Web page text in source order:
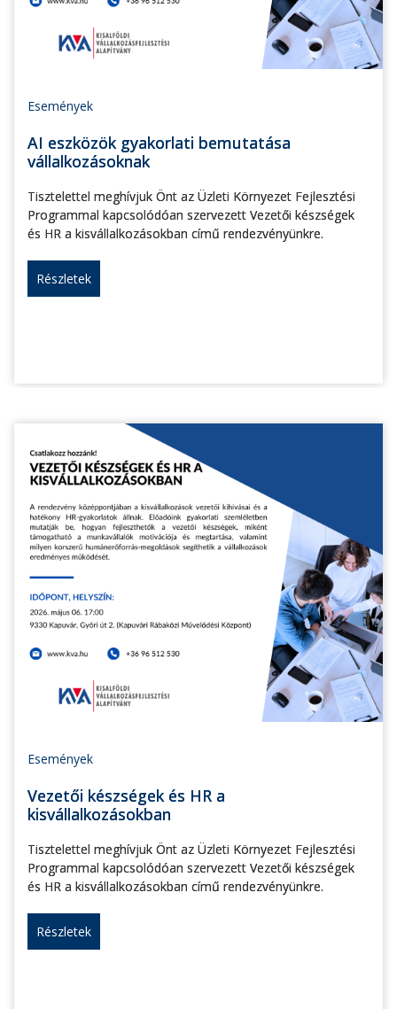
Események
AI eszközök gyakorlati bemutatása
vállalkozásoknak
Tisztelettel meghívjuk Önt az Üzleti Környezet Fejlesztési
Programmal kapcsolódóan szervezett Vezetői készségek
és HR a kisvállalkozásokban című rendezvényünkre.
Részletek
Események
Vezetői készségek és HR a
kisvállalkozásokban
Tisztelettel meghívjuk Önt az Üzleti Környezet Fejlesztési
Programmal kapcsolódóan szervezett Vezetői készségek
és HR a kisvállalkozásokban című rendezvényünkre.
Részletek